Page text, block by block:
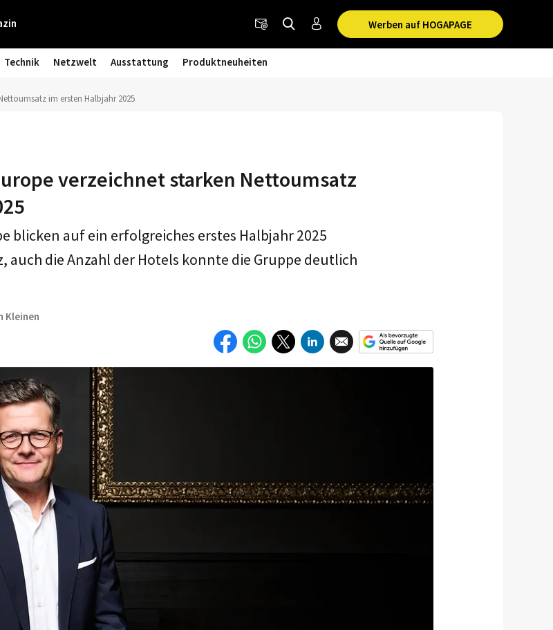
Werben auf HOGAPAGE
Technik Netzwelt Ausstattung Produktneuheiten
im ersten Halbjahr 2025
verzeichnet starken Nettoumsatz
blicken auf ein erfolgreiches erstes Halbjahr 2025
auch die Anzahl der Hotels konnte die Gruppe deutlich
Kleinen